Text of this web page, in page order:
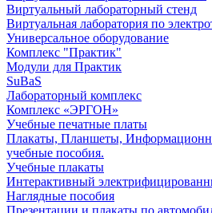
Виртуальный лабораторный стенд
Виртуальная лаборатория по
Универсальное оборудование
Комплекс "Практик"
Модули для Практик
SuBaS
Лабораторный комплекс
Комплекс «ЭРГОН»
Учебные печатные платы
Плакаты, Планшеты,
учебные пособия.
Учебные плакаты
Интерактивный
Наглядные пособия
Презентации и плакаты по